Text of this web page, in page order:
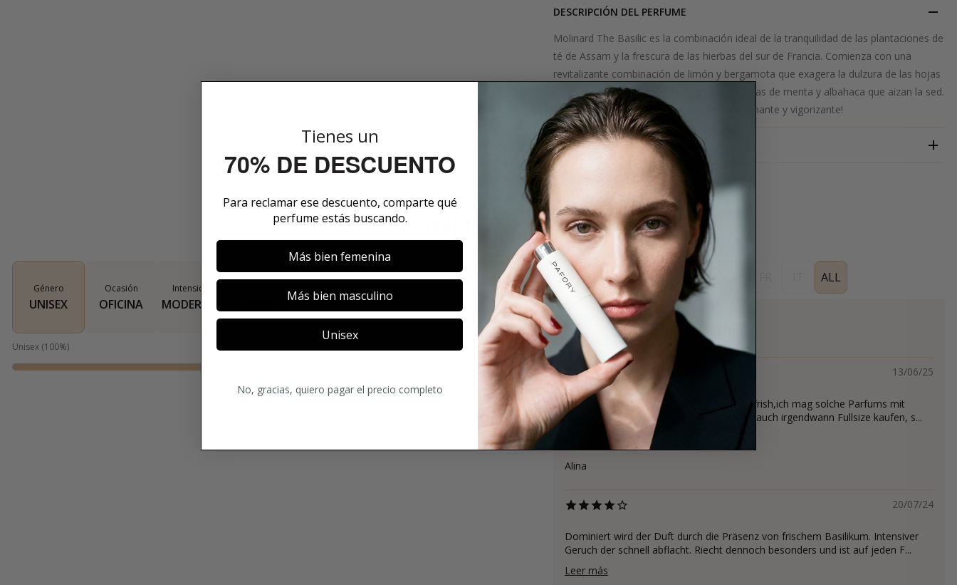
DESCRIPCIÓN DEL PERFUME
Molinard The Basilic es la combinación ideal de la tranquilidad de las plantaciones de
té de Assam y la frescura de las hierbas del sur de Francia. Comienza con una
revitalizante combinación de limón y bergamota que exagera la dulzura de las hojas
de té verde y se mezcla con notas aromáticas de menta y albahaca que aizan la sed.
¡Una infusión de materia prima que sea calmante y vigorizante!
SOBRE LA MARCA MOLINARD
COMENTARIOS
Género
UNISEX
Ocasión
OFICINA
Intensidad
MODERADO
Unisex (100%)
ES EN ALL
18 Comentarios
13/06/25
Es ist mein Lieblingsduft geworden! Sehr frish,ich mag solche Parfums mit
Tee/Grass frische Note. Ich wollte später auch irgendwann Fullsize kaufen, s...
Leer más
Alina
20/07/24
Dominiert wird der Duft durch die Präsenz von frischem Basilikum. Intensiver
Geruch der schnell abflacht. Riecht dennoch besonders und ist auf jeden F...
Leer más
Tienes un
70% DE DESCUENTO
Para reclamar ese descuento, comparte qué
perfume estás buscando.
Más bien femenina
Más bien masculino
Unisex
No, gracias, quiero pagar el precio completo